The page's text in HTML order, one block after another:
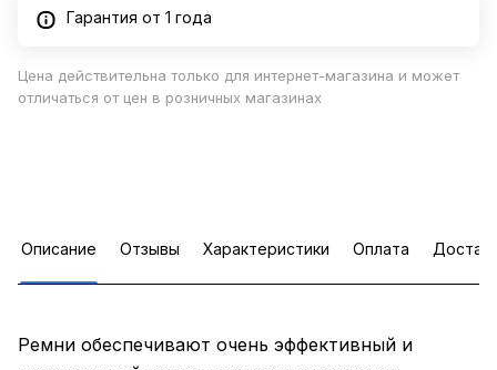
Гарантия от 1 года
Цена действительна только для интернет-магазина и может
отличаться от цен в розничных магазинах
Описание Отзывы Характеристики Оплата
Ремни обеспечивают очень эффективный и